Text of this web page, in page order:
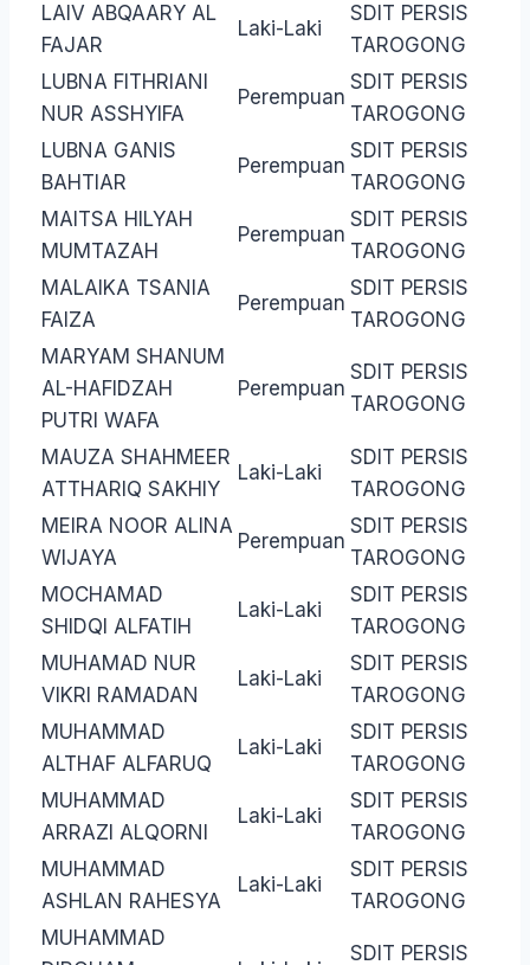
LAIV ABQAARY AL
FAJAR
Laki-Laki
SDIT PERSIS
TAROGONG
LUBNA FITHRIANI
NUR ASSHYIFA
Perempuan
SDIT PERSIS
TAROGONG
LUBNA GANIS
BAHTIAR
Perempuan
SDIT PERSIS
TAROGONG
MAITSA HILYAH
MUMTAZAH
Perempuan
SDIT PERSIS
TAROGONG
MALAIKA TSANIA
FAIZA
Perempuan
SDIT PERSIS
TAROGONG
MARYAM SHANUM
AL-HAFIDZAH
PUTRI WAFA
Perempuan
SDIT PERSIS
TAROGONG
MAUZA SHAHMEER
ATTHARIQ SAKHIY
Laki-Laki
SDIT PERSIS
TAROGONG
MEIRA NOOR ALINA
WIJAYA
Perempuan
SDIT PERSIS
TAROGONG
MOCHAMAD
SHIDQI ALFATIH
Laki-Laki
SDIT PERSIS
TAROGONG
MUHAMAD NUR
VIKRI RAMADAN
Laki-Laki
SDIT PERSIS
TAROGONG
MUHAMMAD
ALTHAF ALFARUQ
Laki-Laki
SDIT PERSIS
TAROGONG
MUHAMMAD
ARRAZI ALQORNI
Laki-Laki
SDIT PERSIS
TAROGONG
MUHAMMAD
ASHLAN RAHESYA
Laki-Laki
SDIT PERSIS
TAROGONG
MUHAMMAD
SDIT PERSIS